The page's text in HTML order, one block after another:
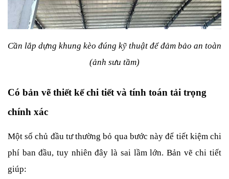
Cần lắp dựng khung kèo đúng kỹ thuật để đảm bảo an toàn
(ảnh sưu tầm)
Có bản vẽ thiết kế chi tiết và tính toán tải trọng
chính xác
Một số chủ đầu tư thường bỏ qua bước này để tiết kiệm chi
phí ban đầu, tuy nhiên đây là sai lầm lớn. Bản vẽ chi tiết
giúp: